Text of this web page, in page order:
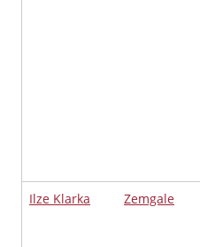
Ilze Klarka Zemgale